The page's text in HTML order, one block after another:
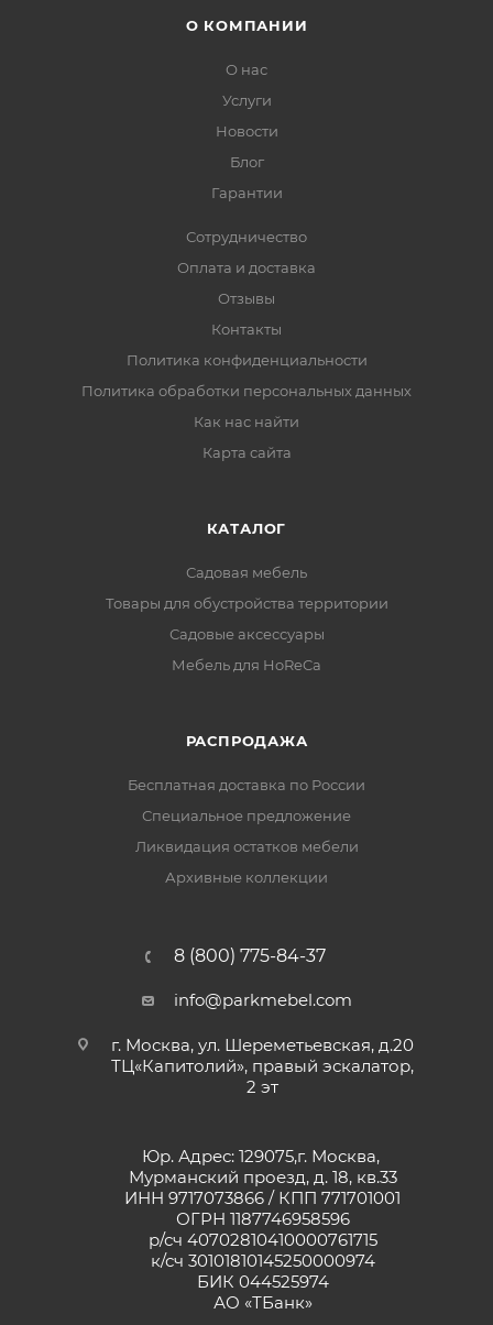
О КОМПАНИИ
О нас
Услуги
Новости
Блог
Гарантии
Сотрудничество
Оплата и доставка
Отзывы
Контакты
Политика конфиденциальности
Политика обработки персональных данных
Как нас найти
Карта сайта
КАТАЛОГ
Садовая мебель
Товары для обустройства территории
Садовые аксессуары
Мебель для HoReCa
РАСПРОДАЖА
Бесплатная доставка по России
Специальное предложение
Ликвидация остатков мебели
Архивные коллекции
8 (800) 775-84-37
info@parkmebel.com
г. Москва, ул. Шереметьевская, д.20
ТЦ«Капитолий», правый эскалатор,
2 эт
Юр. Адрес: 129075,г. Москва,
Мурманский проезд, д. 18, кв.33
ИНН 9717073866 / КПП 771701001
ОГРН 1187746958596
р/сч 40702810410000761715
к/сч 30101810145250000974
БИК 044525974
АО «ТБанк»